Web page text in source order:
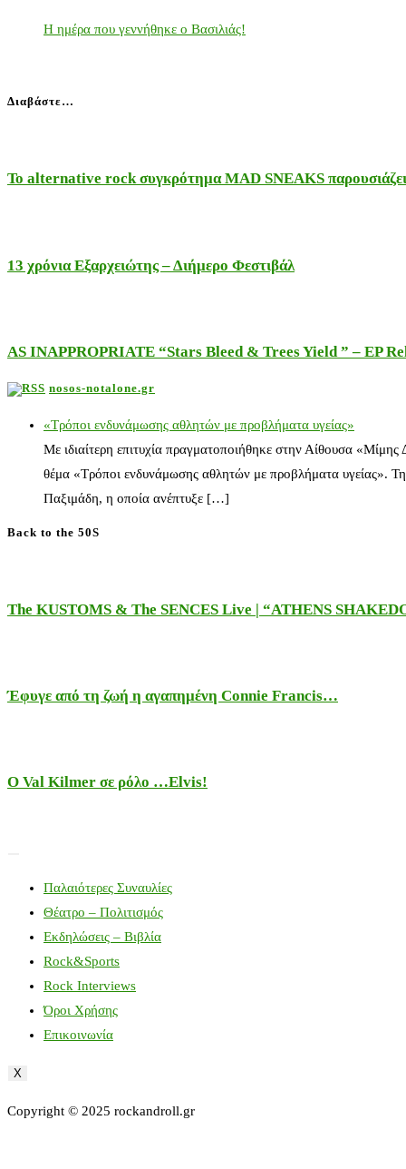
Η ημέρα που γεννήθηκε ο Βασιλιάς!
Διαβάστε…
Το alternative rock συγκρότημα MAD SNEAKS
13 χρόνια Εξαρχειώτης – Διήμερο Φεστιβάλ
AS INAPPROPRIATE “Stars Bleed & Trees Yield ” – EP
nosos-notalone.gr
«Τρόποι ενδυνάμωσης αθλητών με προβλήματα υγείας»
Με ιδιαίτερη επιτυχία πραγματοποιήθηκε στην Αίθουσα
θέμα «Τρόποι ενδυνάμωσης αθλητών με προβλήματα υγείας».
Παξιμάδη, η οποία ανέπτυξε […]
Back to the 50S
The KUSTOMS & The SENCES Live | “ATHENS
Έφυγε από τη ζωή η αγαπημένη Connie Francis…
Ο Val Kilmer σε ρόλο …Elvis!
Παλαιότερες Συναυλίες
Θέατρο – Πολιτισμός
Εκδηλώσεις – Βιβλία
Rock&Sports
Rock Interviews
Όροι Χρήσης
Επικοινωνία
X
Copyright © 2025 rockandroll.gr